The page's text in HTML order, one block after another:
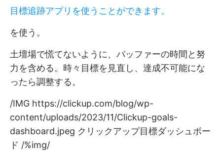
目標追跡アプリを使うことができます。
を使う。
土壇場で慌てないように、バッファーの時間と努
力を含める。時々目標を見直し、達成不可能にな
ったら調整する。
/IMG https://clickup.com/blog/wp-
content/uploads/2023/11/Clickup-goals-
dashboard.jpeg クリックアップ目標ダッシュボー
ド /%img/